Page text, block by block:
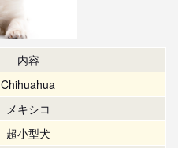
内容
Chihuahua
メキシコ
超小型犬